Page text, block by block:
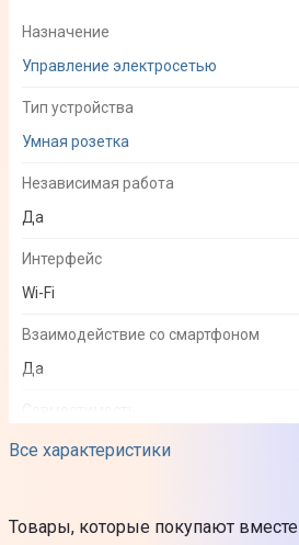
Все характеристики
Назначение
Управление электросетью
Тип устройства
Умная розетка
Независимая работа
Да
Интерфейс
Wi-Fi
Взаимодействие со смартфоном
Да
Android, iOS
Нет
Товары, которые покупают вместе